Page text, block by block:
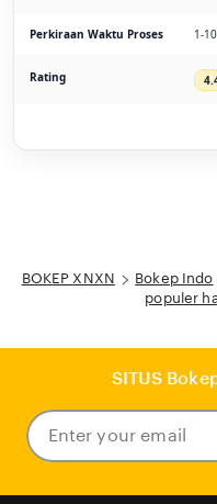
Perkiraan Waktu Proses 1-
Rating
BOKEP XNXN
Bokep Indo
populer
SITUS
Enter
your